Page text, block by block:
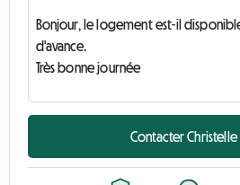
Contacter Christelle